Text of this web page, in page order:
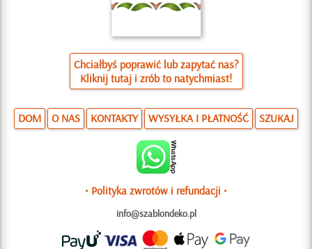
Chciałbyś poprawić lub zapytać nas?
Kliknij tutaj i zrób to natychmiast!
DOM O NAS KONTAKTY WYSYŁKA I PŁATNOŚĆ SZUKAJ
• Polityka zwrotów i refundacji •
info@szablondeko.pl